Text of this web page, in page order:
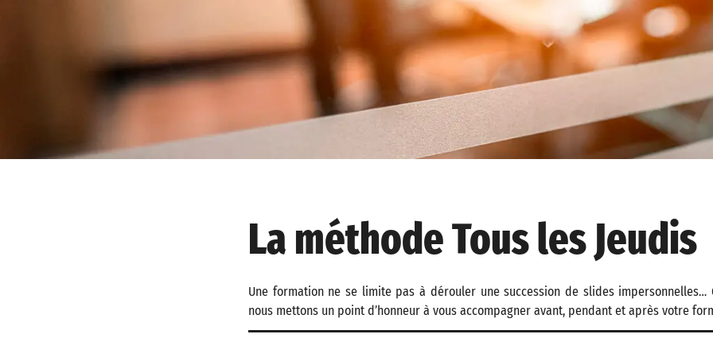
La méthode Tous les Jeudis
Une formation ne se limite pas à dérouler une succession de slides impersonnelles…
nous mettons un point d’honneur à vous accompagner avant, pendant et après votre